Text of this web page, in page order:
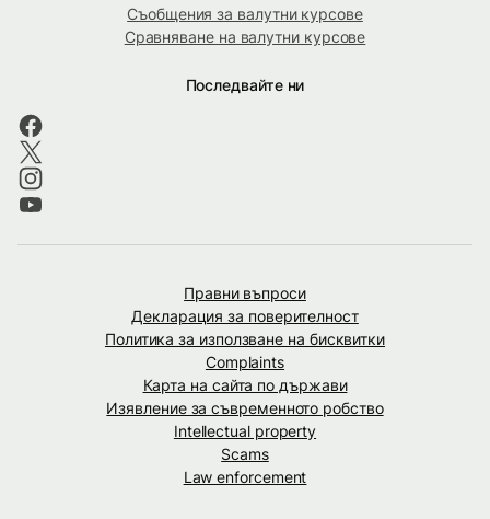
Съобщения за валутни курсове
Сравняване на валутни курсове
Последвайте ни
Правни въпроси
Декларация за поверителност
Политика за използване на бисквитки
Complaints
Карта на сайта по държави
Изявление за съвременното робство
Intellectual property
Scams
Law enforcement